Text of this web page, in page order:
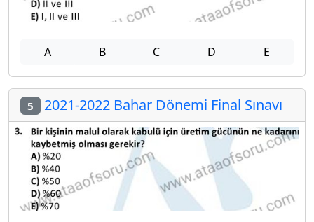
A B C D E
5 2021-2022 Bahar Dönemi Final Sınavı